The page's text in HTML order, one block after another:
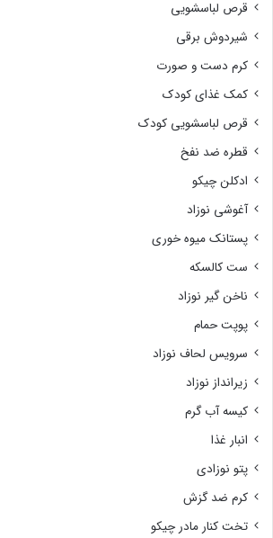
قرص لباسشویی
شیردوش برقی
کرم دست و صورت
کمک غذای کودک
قرص لباسشویی کودک
قطره ضد نفخ
ادکلن چیکو
آغوشی نوزاد
پستانک میوه خوری
ست کالسکه
ناخن گیر نوزاد
پوپت حمام
سرویس لحاف نوزاد
زیرانداز نوزاد
کیسه آب گرم
انبار غذا
پتو نوزادی
کرم ضد گزش
تخت کنار مادر چیکو